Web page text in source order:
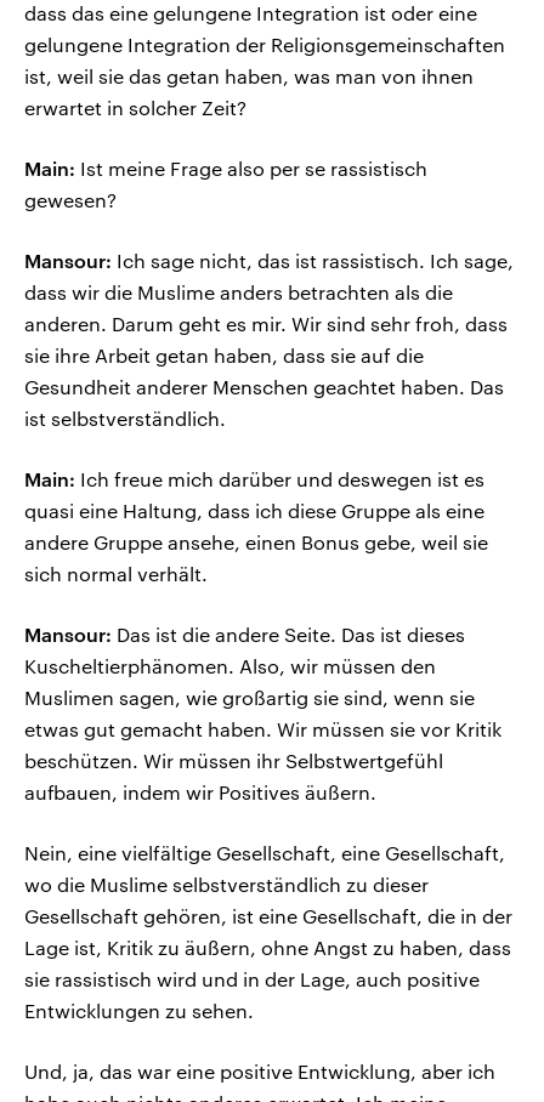
dass das eine gelungene Integration ist oder eine
gelungene Integration der Religionsgemeinschaften
ist, weil sie das getan haben, was man von ihnen
erwartet in solcher Zeit?
Main: Ist meine Frage also per se rassistisch
gewesen?
Mansour: Ich sage nicht, das ist rassistisch. Ich sage,
dass wir die Muslime anders betrachten als die
anderen. Darum geht es mir. Wir sind sehr froh, dass
sie ihre Arbeit getan haben, dass sie auf die
Gesundheit anderer Menschen geachtet haben. Das
ist selbstverständlich.
Main: Ich freue mich darüber und deswegen ist es
quasi eine Haltung, dass ich diese Gruppe als eine
andere Gruppe ansehe, einen Bonus gebe, weil sie
sich normal verhält.
Mansour: Das ist die andere Seite. Das ist dieses
Kuscheltierphänomen. Also, wir müssen den
Muslimen sagen, wie großartig sie sind, wenn sie
etwas gut gemacht haben. Wir müssen sie vor Kritik
beschützen. Wir müssen ihr Selbstwertgefühl
aufbauen, indem wir Positives äußern.
Nein, eine vielfältige Gesellschaft, eine Gesellschaft,
wo die Muslime selbstverständlich zu dieser
Gesellschaft gehören, ist eine Gesellschaft, die in der
Lage ist, Kritik zu äußern, ohne Angst zu haben, dass
sie rassistisch wird und in der Lage, auch positive
Entwicklungen zu sehen.
Und, ja, das war eine positive Entwicklung, aber ich